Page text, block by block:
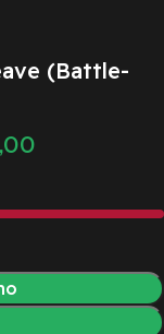
(Battle-